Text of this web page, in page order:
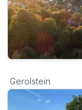
Gerolstein